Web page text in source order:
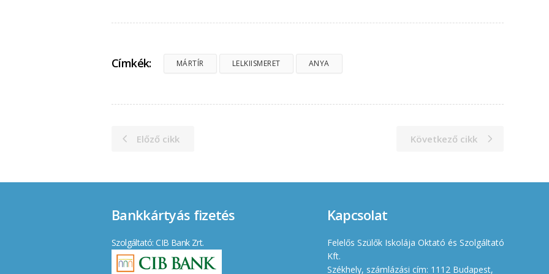
Címkék: MÁRTÍR LELKIISMERET ANYA
Előző cikk Következő cikk
Bankkártyás fizetés
Szolgáltató: CIB Bank Zrt.
Kapcsolat
Felelős Szülők Iskolája Oktató és Szolgáltató
Kft.
Székhely, számlázási cím: 1112 Budapest,